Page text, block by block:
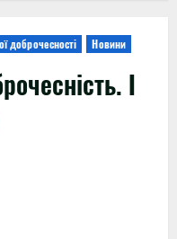
доброчесності Новини
І